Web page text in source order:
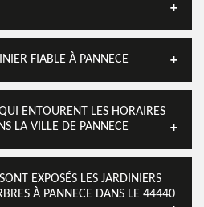
FIABLE À PANNECE
ENTOURENT LES HORAIRES
LA VILLE DE PANNECE
EXPOSÉS LES JARDINIERS
À PANNECE DANS LE 44440